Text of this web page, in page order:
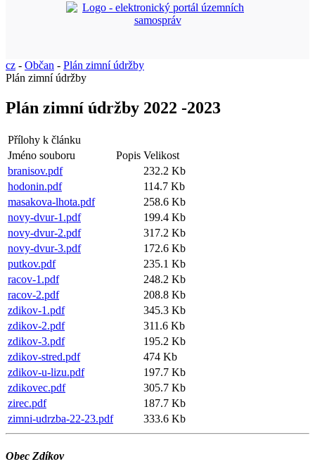
cz - Občan - Plán zimní údržby
Plán zimní údržby
Plán zimní údržby 2022 -2023
Přílohy k článku
Jméno souboru
Popis Velikost
branisov.pdf
232.2 Kb
hodonin.pdf
114.7 Kb
masakova-lhota.pdf
258.6 Kb
novy-dvur-1.pdf
199.4 Kb
novy-dvur-2.pdf
317.2 Kb
novy-dvur-3.pdf
172.6 Kb
putkov.pdf
235.1 Kb
racov-1.pdf
248.2 Kb
racov-2.pdf
208.8 Kb
zdikov-1.pdf
345.3 Kb
zdikov-2.pdf
311.6 Kb
zdikov-3.pdf
195.2 Kb
zdikov-stred.pdf
474 Kb
zdikov-u-lizu.pdf
197.7 Kb
zdikovec.pdf
305.7 Kb
zirec.pdf
187.7 Kb
zimni-udrzba-22-23.pdf
333.6 Kb
Obec Zdíkov